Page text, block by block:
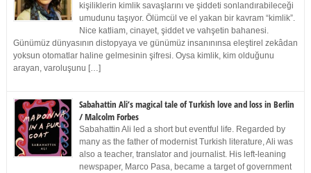
kişiliklerin kimlik savaşlarını ve şiddeti sonlandırabileceği
umudunu taşıyor. Ölümcül ve el yakan bir kavram “kimlik”.
Nice katliam, cinayet, şiddet ve vahşetin bahanesi.
Günümüz dünyasının distopyaya ve günümüz insanınınsa eleştirel zekâdan
yoksun otomatlar haline gelmesinin şifresi. Oysa kimlik, kim olduğunu
arayan, varoluşunu […]
Sabahattin Ali’s magical tale of Turkish love and loss in Berlin
/ Malcolm Forbes
Sabahattin Ali led a short but eventful life. Regarded by
many as the father of modernist Turkish literature, Ali was
also a teacher, translator and journalist. His left-leaning
newspaper, Marco Pasa, became a target of government